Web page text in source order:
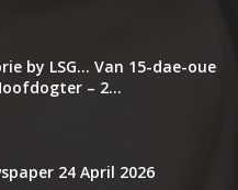
by LSG… Van 15-dae-oue
– 2...
24 April 2026